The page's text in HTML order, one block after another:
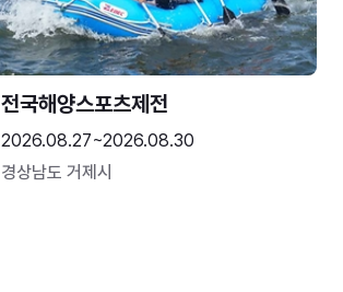
전국해양스포츠제전
2026.08.27~2026.08.30
경상남도 거제시